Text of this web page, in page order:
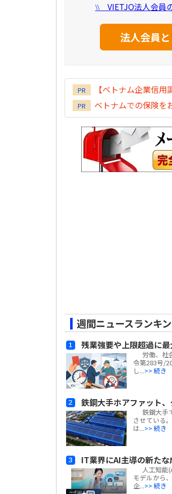
\\VIETJO法人会員
PR 【ベトナム企業信
PR ベトナムでの保険を
週間ニュースランキ
残業強要や上限超過に
労働、社
令第283号/
し...>> 続き
鉄鋼大手ホアファット
鉄鋼大手
させている
は...>> 続き
IT業界にAI主導の新た
人工知能
モデルから
企...>> 続き